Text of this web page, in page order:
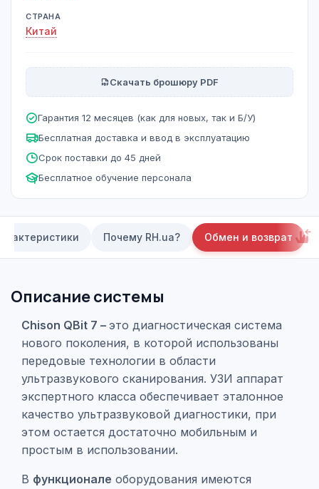
СТРАНА
Китай
Скачать брошюру PDF
Гарантия 12 месяцев (как для новых, так и Б/У)
Бесплатная доставка и ввод в эксплуатацию
Срок поставки до 45 дней
Бесплатное обучение персонала
Почему RH.ua? Обмен и возврат
Описание системы
Chison QBit 7 – это диагностическая система
нового поколения, в которой использованы
передовые технологии в области
ультразвукового сканирования. УЗИ аппарат
экспертного класса обеспечивает эталонное
качество ультразвуковой диагностики, при
этом остается достаточно мобильным и
простым в использовании.
В функционале оборудования имеются